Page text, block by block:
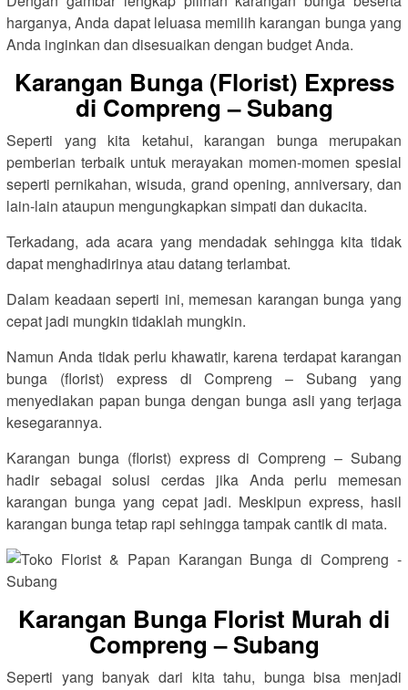
harganya, Anda dapat leluasa memilih karangan bunga yang
Anda inginkan dan disesuaikan dengan budget Anda.
Karangan Bunga (Florist) Express
di Compreng – Subang
Seperti yang kita ketahui, karangan bunga merupakan
pemberian terbaik untuk merayakan momen-momen spesial
seperti pernikahan, wisuda, grand opening, anniversary, dan
lain-lain ataupun mengungkapkan simpati dan dukacita.
Terkadang, ada acara yang mendadak sehingga kita tidak
dapat menghadirinya atau datang terlambat.
Dalam keadaan seperti ini, memesan karangan bunga yang
cepat jadi mungkin tidaklah mungkin.
Namun Anda tidak perlu khawatir, karena terdapat karangan
bunga (florist) express di Compreng – Subang yang
menyediakan papan bunga dengan bunga asli yang terjaga
kesegarannya.
Karangan bunga (florist) express di Compreng – Subang
hadir sebagai solusi cerdas jika Anda perlu memesan
karangan bunga yang cepat jadi. Meskipun express, hasil
karangan bunga tetap rapi sehingga tampak cantik di mata.
Karangan Bunga Florist Murah di
Compreng – Subang
Seperti yang banyak dari kita tahu, bunga bisa menjadi